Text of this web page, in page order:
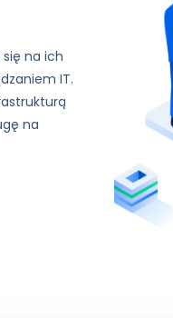
na ich
IT.
na